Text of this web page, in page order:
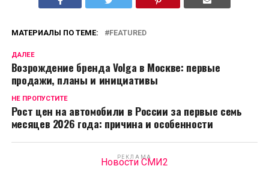
МАТЕРИАЛЫ ПО ТЕМЕ: FEATURED
ДАЛЕЕ
Возрождение бренда Volga в Москве: первые
продажи, планы и инициативы
НЕ ПРОПУСТИТЕ
Рост цен на автомобили в России за первые семь
месяцев 2026 года: причина и особенности
РЕКЛАМА
Новости СМИ2